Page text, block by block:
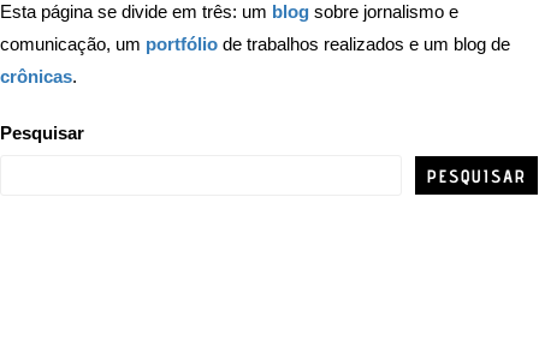
Esta página se divide em três: um blog sobre jornalismo e
comunicação, um portfólio de trabalhos realizados e um blog de
crônicas.
Pesquisar
PESQUISAR